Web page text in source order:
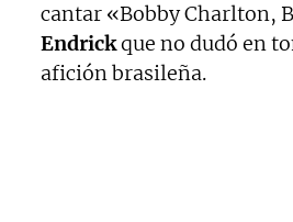
cantar «Bobby Charlton,
Endrickque no dudó en
afición brasileña.